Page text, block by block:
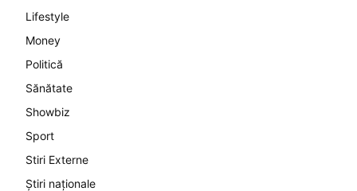
Lifestyle
Money
Politică
Sănătate
Showbiz
Sport
Stiri Externe
Știri naționale